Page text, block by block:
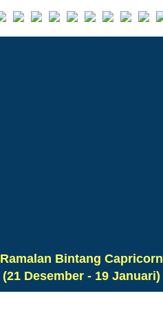
Ramalan Bintang Capricorn
(21 Desember - 19 Januari)